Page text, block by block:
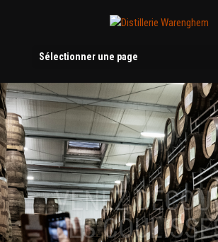
Sélectionner une page
VENEZ
LES
LA